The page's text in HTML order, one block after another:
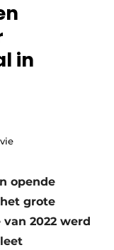
in
opende
grote
2022 werd